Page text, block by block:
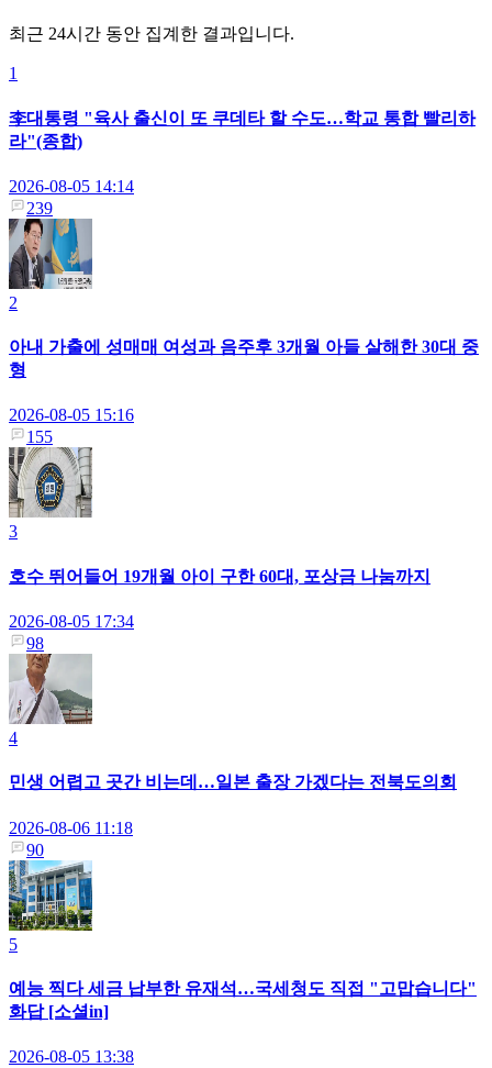
최근 24시간 동안 집계한 결과입니다.
1
李대통령 "육사 출신이 또 쿠데타 할 수도…학교 통합 빨리하
라"(종합)
2026-08-05 14:14
239
2
아내 가출에 성매매 여성과 음주후 3개월 아들 살해한 30대 중
형
2026-08-05 15:16
155
3
호수 뛰어들어 19개월 아이 구한 60대, 포상금 나눔까지
2026-08-05 17:34
98
4
민생 어렵고 곳간 비는데…일본 출장 가겠다는 전북도의회
2026-08-06 11:18
90
5
예능 찍다 세금 납부한 유재석…국세청도 직접 "고맙습니다"
화답 [소셜in]
2026-08-05 13:38